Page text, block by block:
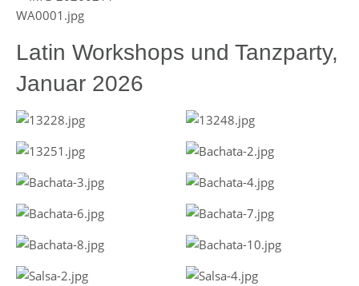
Latin Workshops und Tanzparty,
Januar 2026